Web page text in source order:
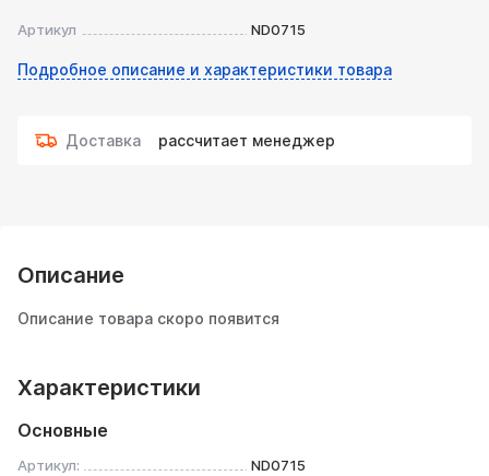
Артикул ND0715
Подробное описание и характеристики товара
Доставка рассчитает менеджер
Описание
Описание товара скоро появится
Характеристики
Основные
Артикул: ND0715